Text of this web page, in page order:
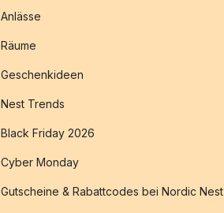
Anlässe
Räume
Geschenkideen
Nest Trends
Black Friday 2026
Cyber Monday
Gutscheine & Rabattcodes bei Nordic Nest